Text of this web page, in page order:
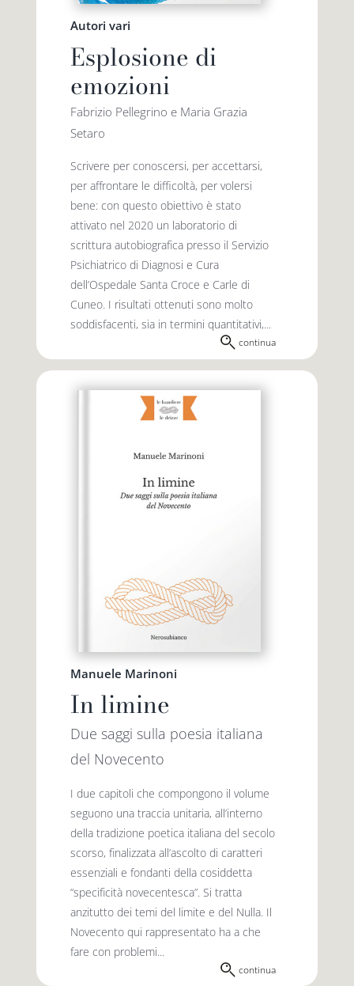
Autori vari
Esplosione di
emozioni
Fabrizio Pellegrino e Maria Grazia
Setaro
Scrivere per conoscersi, per accettarsi,
per affrontare le difficoltà, per volersi
bene: con questo obiettivo è stato
attivato nel 2020 un laboratorio di
scrittura autobiografica presso il Servizio
Psichiatrico di Diagnosi e Cura
dell’Ospedale Santa Croce e Carle di
Cuneo. I risultati ottenuti sono molto
soddisfacenti, sia in termini quantitativi,...
continua
Manuele Marinoni
In limine
Due saggi sulla poesia italiana
del Novecento
I due capitoli che compongono il volume
seguono una traccia unitaria, all’interno
della tradizione poetica italiana del secolo
scorso, finalizzata all’ascolto di caratteri
essenziali e fondanti della cosiddetta
“specificità novecentesca”. Si tratta
anzitutto dei temi del limite e del Nulla. Il
Novecento qui rappresentato ha a che
fare con problemi...
continua